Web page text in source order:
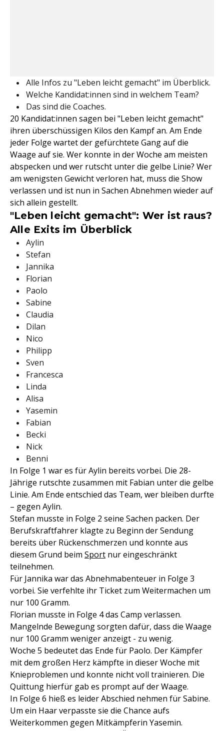
Alle Infos zu "Leben leicht gemacht" im Überblick.
Welche Kandidat:innen sind in welchem Team?
Das sind die Coaches.
20 Kandidat:innen sagen bei "Leben leicht gemacht"
ihren überschüssigen Kilos den Kampf an. Am Ende
jeder Folge wartet der gefürchtete Gang auf die
Waage auf sie. Wer konnte in der Woche am meisten
abspecken und wer rutscht unter die gelbe Linie? Wer
am wenigsten Gewicht verloren hat, muss die Show
verlassen und ist nun in Sachen Abnehmen wieder auf
sich allein gestellt.
"Leben leicht gemacht": Wer ist raus?
Alle Exits im Überblick
Aylin
Stefan
Jannika
Florian
Paolo
Sabine
Claudia
Dilan
Nico
Philipp
Sven
Francesca
Linda
Alisa
Yasemin
Fabian
Becki
Nick
Benni
In Folge 1 war es für Aylin bereits vorbei. Die 28-
Jährige rutschte zusammen mit Fabian unter die gelbe
Linie. Am Ende entschied das Team, wer bleiben durfte
– gegen Aylin.
Stefan musste in Folge 2 seine Sachen packen. Der
Berufskraftfahrer klagte zu Beginn der Sendung
bereits über Rückenschmerzen und konnte aus
diesem Grund beim Sport nur eingeschränkt
teilnehmen.
Für Jannika war das Abnehmabenteuer in Folge 3
vorbei. Sie verfehlte ihr Ticket zum Weitermachen um
nur 100 Gramm.
Florian musste in Folge 4 das Camp verlassen.
Mangelnde Bewegung sorgten dafür, dass die Waage
nur 100 Gramm weniger anzeigt - zu wenig.
Woche 5 bedeutet das Ende für Paolo. Der Kämpfer
mit dem großen Herz kämpfte in dieser Woche mit
Knieproblemen und konnte nicht voll trainieren. Die
Quittung hierfür gab es prompt auf der Waage.
In Folge 6 hieß es leider Abschied nehmen für Sabine.
Um ein Haar verpasste sie die Chance aufs
Weiterkommen gegen Mitkämpferin Yasemin.